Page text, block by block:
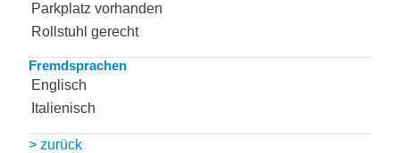
Parkplatz vorhanden
Rollstuhl gerecht
Fremdsprachen
Englisch
Italienisch
> zurück